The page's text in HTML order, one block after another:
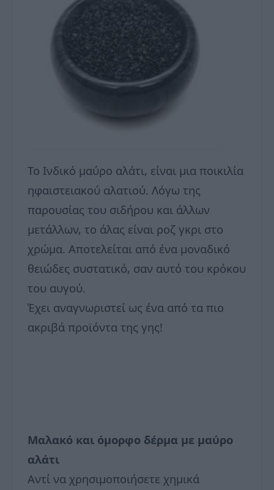
Το Ινδικό μαύρο αλάτι, είναι μια ποικιλία
ηφαιστειακού αλατιού. Λόγω της
παρουσίας του σιδήρου και άλλων
μετάλλων, το άλας είναι ροζ γκρι στο
χρώμα. Αποτελείται από ένα μοναδικό
θειώδες συστατικό, σαν αυτό του κρόκου
του αυγού.
Έχει αναγνωριστεί ως ένα από τα πιο
ακριβά προϊόντα της γης!
Μαλακό και όμορφο δέρμα με μαύρο
αλάτι
Αντί να χρησιμοποιήσετε χημικά